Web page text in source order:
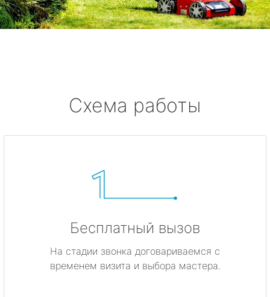
Схема работы
Бесплатный вызов
На стадии звонка договариваемся с
временем визита и выбора мастера.